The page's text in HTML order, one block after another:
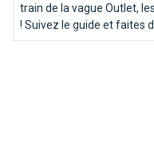
train de la vague Outlet,
! Suivez le guide et faites